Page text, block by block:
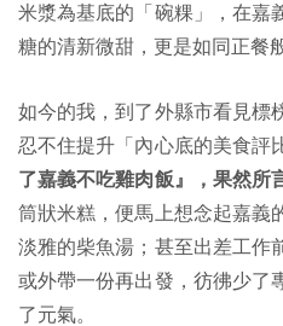
米漿為基底的「碗粿」，在嘉
糖的清新微甜，更是如同正餐
如今的我，到了外縣市看見標
忍不住提升「內心底的美食評
了嘉義不吃雞肉飯』，果然所
筒狀米糕，便馬上想念起嘉義
淡雅的柴魚湯；甚至出差工作
或外帶一份再出發，彷彿少了
了元氣。